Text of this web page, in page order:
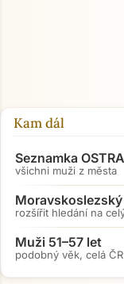
Kam dál
Seznamka
všichni muži z města
rozšířit hledání na
Muži 51–57 let
podobný věk, celá ČR